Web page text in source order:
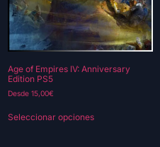
Age of Empires IV: Anniversary
Edition PS5
Desde 15,00€
Seleccionar opciones